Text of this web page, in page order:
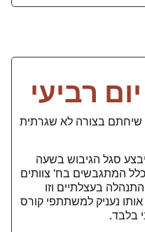
רביעי
שיחתם בצורה לא שגרתית
סגל הגיבוש בשעה
המתגבשים בח' צוותים
בעצלתיים וזו
נעניק למשתתפי קורס
בלבד.